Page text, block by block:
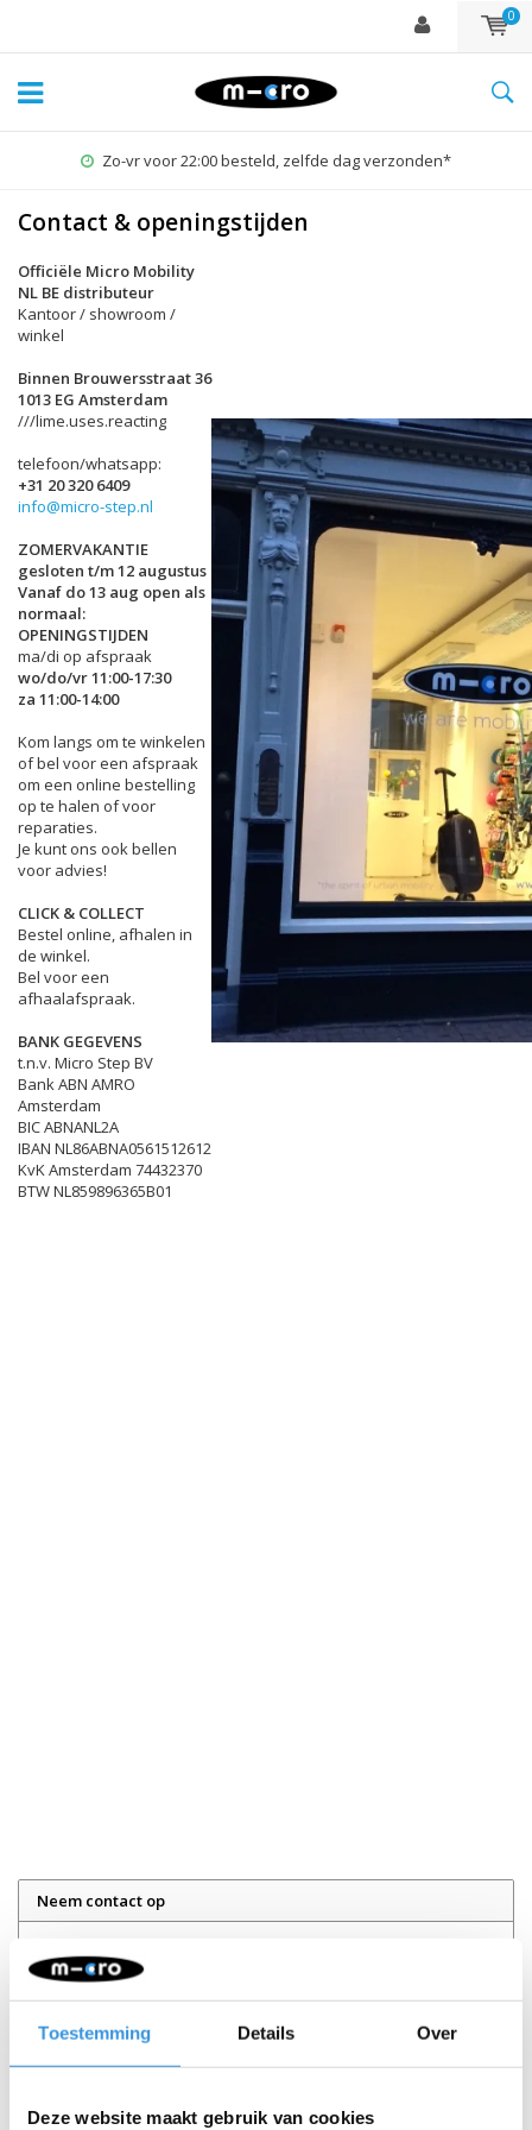
Toestemming Details Over
Deze website maakt gebruik van cookies
0
Zo-vr voor 22:00 besteld, zelfde dag verzonden*
Contact & openingstijden
Officiële Micro Mobility
NL BE distributeur
Kantoor / showroom /
winkel
Binnen Brouwersstraat 36
1013 EG Amsterdam
///lime.uses.reacting
telefoon/whatsapp:
+31 20 320 6409
info@micro-step.nl
ZOMERVAKANTIE
gesloten t/m 12 augustus
Vanaf do 13 aug open als
normaal:
OPENINGSTIJDEN
ma/di op afspraak
wo/do/vr 11:00-17:30
za 11:00-14:00
Kom langs om te winkelen
of bel voor een afspraak
om een online bestelling
op te halen of voor
reparaties.
Je kunt ons ook bellen
voor advies!
CLICK & COLLECT
Bestel online, afhalen in
de winkel.
Bel voor een
afhaalafspraak.
BANK GEGEVENS
t.n.v. Micro Step BV
Bank ABN AMRO
Amsterdam
BIC ABNANL2A
IBAN NL86ABNA0561512612
KvK Amsterdam 74432370
BTW NL859896365B01
Neem contact op
Naam:*
Bedrijf:
E-mail:*